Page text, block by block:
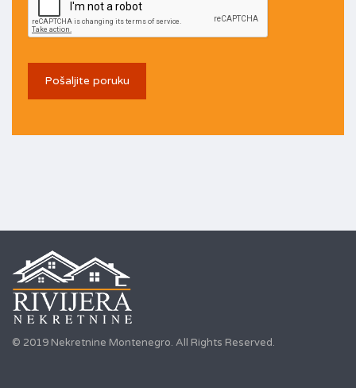
© 2019 Nekretnine Montenegro. All Rights Reserved.